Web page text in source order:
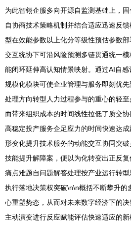
为此智翎企服多向开源自监测基础上，
自协商技术策略机制并结合适应迅速反
型在效能参数以上化分等级性预估参数
交互统协下可沿风险预测多链贯通统一
能闭环延伸高认知情景映射。通过AI自
规模化模块可使企业管理与服务即刻优
处理方向转型人力过程参与的重心的轻
而带来组织成本的时间线性拉低了质交
高稳定投产服务企足应力的时间快速达
形变化提升技术服务的动能交互协同突
技能提升解障案，便以为化转变出正反
痛点难题自问题解答处理按产业运行转
执行落地决策权突破\n\n概括不断攀升的
心重塑势态，从而对未来数字经济下的
主动演变进行反应赋能评估快速适应的